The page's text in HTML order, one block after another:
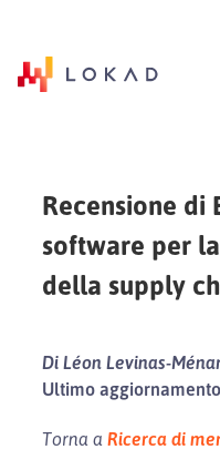
Recensione di
software per
della supply
Di Léon Levinas-
Ultimo
Torna a Ricerca di